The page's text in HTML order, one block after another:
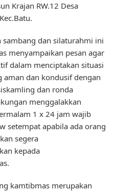
Krajan RW.12 Desa
sambang dan silaturahmi ini
menyampaikan pesan agar
dalam menciptakan situasi
aman dan kondusif dengan
dan ronda
menggalakkan
1 x 24 jam wajib
setempat apabila ada orang
segera
kepada
kamtibmas merupakan